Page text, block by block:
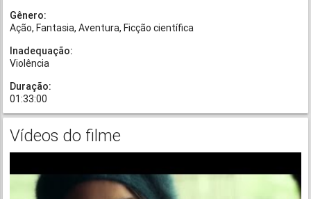
Gênero:
Ação Fantasia Aventura Ficção científica
Inadequação:
Violência
Duração:
01:33:00
Vídeos do filme